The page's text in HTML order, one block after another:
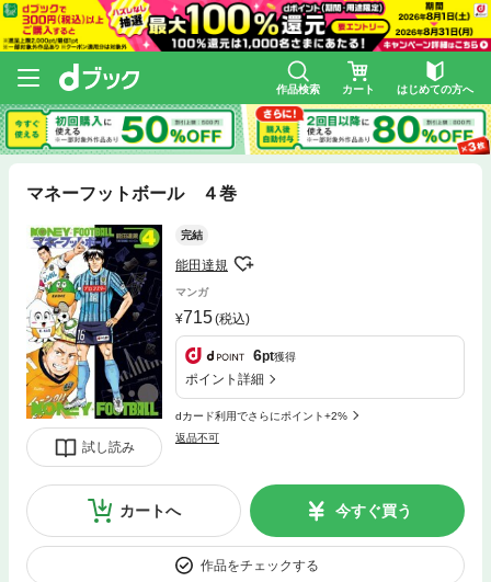
作品検索 カート はじめての方へ
マネーフットボール ４巻
試し読み
完結
能田達規
マンガ
715(税込)
6pt獲得
ポイント詳細
dカード利用でさらにポイント+2%
返品不可
カートへ 今すぐ買う
作品をチェックする